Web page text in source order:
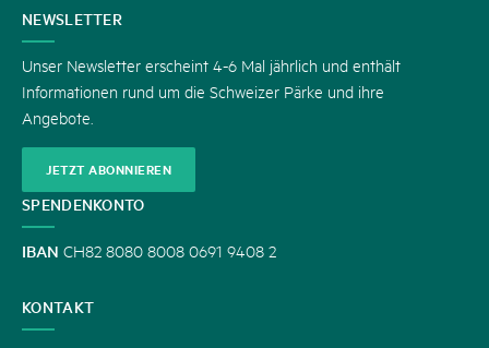
KONTAKT
NEWSLETTER
Unser Newsletter erscheint 4-6 Mal jährlich und enthält
Informationen rund um die Schweizer Pärke und ihre
Angebote.
JETZT ABONNIEREN
SPENDENKONTO
IBAN CH82 8080 8008 0691 9408 2
KONTAKT